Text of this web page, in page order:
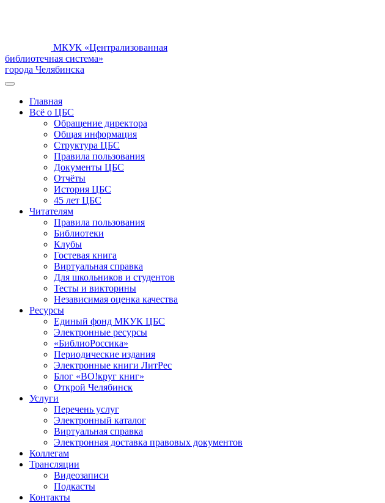
МКУК «Централизованная
библиотечная система»
города Челябинска
Главная
Всё о ЦБС
Обращение директора
Общая информация
Структура ЦБС
Правила пользования
Документы ЦБС
Отчёты
История ЦБС
45 лет ЦБС
Читателям
Правила пользования
Библиотеки
Клубы
Гостевая книга
Виртуальная справка
Для школьников и студентов
Тесты и викторины
Независимая оценка качества
Ресурсы
Единый фонд МКУК ЦБС
Электронные ресурсы
«БиблиоРоссика»
Периодические издания
Электронные книги ЛитРес
Блог «ВО!круг книг»
Открой Челябинск
Услуги
Перечень услуг
Электронный каталог
Виртуальная справка
Электронная доставка правовых документов
Коллегам
Трансляции
Видеозаписи
Подкасты
Контакты